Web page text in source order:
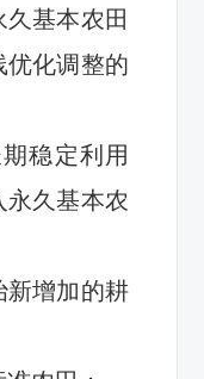
基本农田
优化调整的
稳定利用
永久基本农
新增加的耕